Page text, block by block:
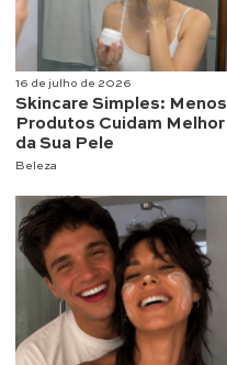
16 de julho de 2026
Skincare Simples: Menos
Produtos Cuidam Melhor
da Sua Pele
Beleza